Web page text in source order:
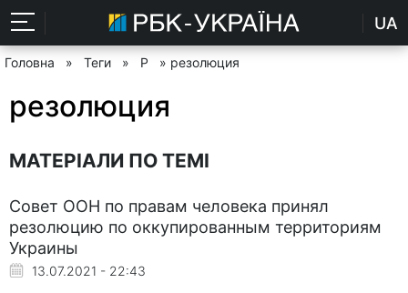
UA
Головна » Теги » Р » резолюция
резолюция
МАТЕРІАЛИ ПО ТЕМІ
Совет ООН по правам человека принял
резолюцию по оккупированным территориям
Украины
13.07.2021 - 22:43